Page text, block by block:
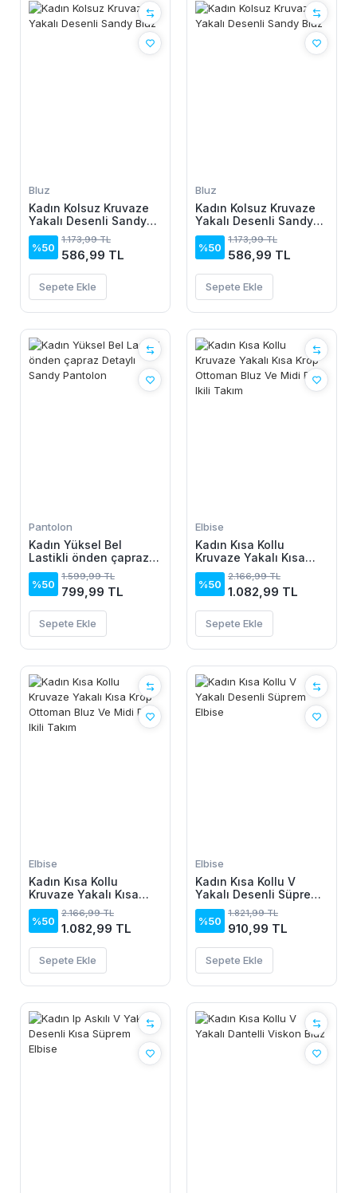
Bluz
Kadın Kolsuz Kruvaze
Yakalı Desenli Sandy
Bluz
%50
1.173,99 TL
586,99 TL
Sepete Ekle
Bluz
Kadın Kolsuz Kruvaze
Yakalı Desenli Sandy
Bluz
%50
1.173,99 TL
586,99 TL
Sepete Ekle
Pantolon
Kadın Yüksel Bel
Lastikli önden çapraz
Detaylı Sandy Pantolon
%50
1.599,99 TL
799,99 TL
Sepete Ekle
Elbise
Kadın Kısa Kollu
Kruvaze Yakalı Kısa
Krop Ottoman Bluz Ve
Midi Etek Ikili Takım
%50
2.166,99 TL
1.082,99 TL
Sepete Ekle
Elbise
Kadın Kısa Kollu
Kruvaze Yakalı Kısa
Krop Ottoman Bluz Ve
Midi Etek Ikili Takım
%50
2.166,99 TL
1.082,99 TL
Sepete Ekle
Elbise
Kadın Kısa Kollu V
Yakalı Desenli Süprem
Elbise
%50
1.821,99 TL
910,99 TL
Sepete Ekle